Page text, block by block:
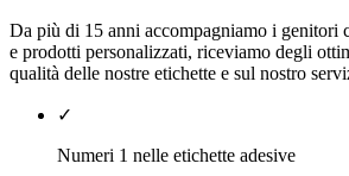
Da più di 15 anni accompagniamo i genitori
e prodotti personalizzati, riceviamo degli
qualità delle nostre etichette e sul nostro
✓
Numeri 1 nelle etichette adesive